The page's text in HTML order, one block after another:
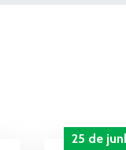
25 de